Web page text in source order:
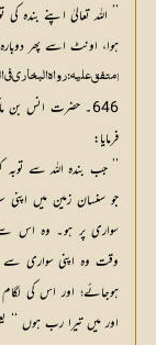
’’ اللہ تعالیٰ اپنے
ہوا، اونٹ اسے پھر
[ متفق عليه: رواه البخاري في الدعوات (6309)، ومسلم
646۔ حضرت انس بن
فرمایا:
’’ جب بندہ اللہ سے
جو سنسان زمین میں
سواری پر ہو۔ وہ اس
وقت وہ اپنی سواری
ہوجائے؛ اور اس کی
اور میں تیرا رب ہوں ‘‘